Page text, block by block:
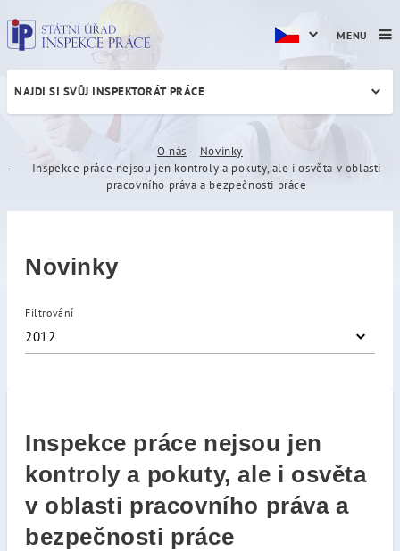
Inspekce práce nejsou jen
NAJDI SI SVŮJ INSPEKTORÁT PRÁCE
O nás
Novinky
Inspekce práce nejsou jen kontroly a pokuty, ale i osvěta v oblasti
pracovního práva a bezpečnosti práce
Novinky
Filtrování
2012
Inspekce práce nejsou jen
kontroly a pokuty, ale i osvěta
v oblasti pracovního práva a
bezpečnosti práce
MENU